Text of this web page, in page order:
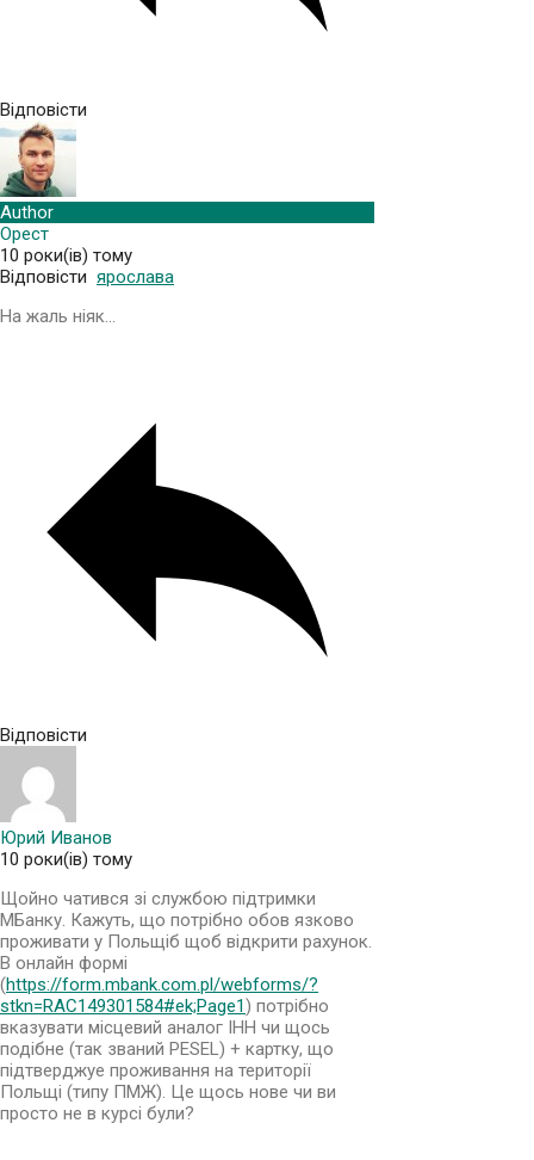
Відповісти
Author
Орест
10 роки(ів) тому
Відповісти ярослава
На жаль ніяк…
Відповісти
Юрий Иванов
10 роки(ів) тому
Щойно чатився зі службою підтримки
МБанку. Кажуть, що потрібно обов язково
проживати у Польщіб щоб відкрити рахунок.
В онлайн формі
(https://form.mbank.com.pl/webforms/?
stkn=RAC149301584#ek;Page1) потрібно
вказувати місцевий аналог ІНН чи щось
подібне (так званий PESEL) + картку, що
підтверджуе проживання на території
Польщі (типу ПМЖ). Це щось нове чи ви
просто не в курсі були?